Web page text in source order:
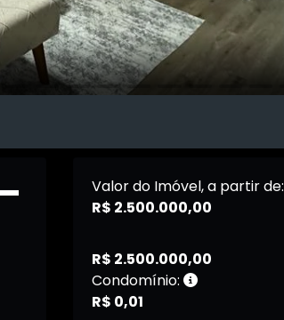
Valor do Imóvel, a partir de:
R$ 2.500.000,00
R$ 2.500.000,00
Condomínio:
R$ 0,01